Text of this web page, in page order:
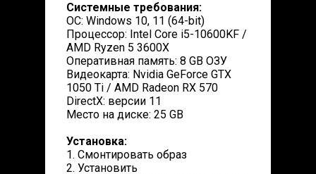
Системные требования:
ОС: Windows 10, 11 (64-bit)
Процессор: Intel Core i5-10600KF /
AMD Ryzen 5 3600X
Оперативная память: 8 GB ОЗУ
Видеокарта: Nvidia GeForce GTX
1050 Ti / AMD Radeon RX 570
DirectX: версии 11
Место на диске: 25 GB
Установка:
1. Смонтировать образ
2. Установить